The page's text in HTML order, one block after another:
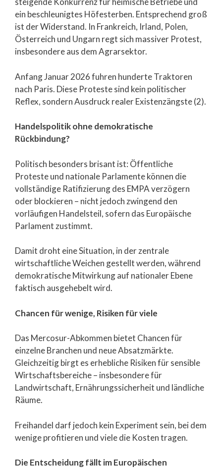
ein beschleunigtes Höfesterben. Entsprechend groß
ist der Widerstand. In Frankreich, Irland, Polen,
Österreich und Ungarn regt sich massiver Protest,
insbesondere aus dem Agrarsektor.
Anfang Januar 2026 fuhren hunderte Traktoren
nach Paris. Diese Proteste sind kein politischer
Reflex, sondern Ausdruck realer Existenzängste (2).
Handelspolitik ohne demokratische
Rückbindung?
Politisch besonders brisant ist: Öffentliche
Proteste und nationale Parlamente können die
vollständige Ratifizierung des EMPA verzögern
oder blockieren – nicht jedoch zwingend den
vorläufigen Handelsteil, sofern das Europäische
Parlament zustimmt.
Damit droht eine Situation, in der zentrale
wirtschaftliche Weichen gestellt werden, während
demokratische Mitwirkung auf nationaler Ebene
faktisch ausgehebelt wird.
Chancen für wenige, Risiken für viele
Das Mercosur-Abkommen bietet Chancen für
einzelne Branchen und neue Absatzmärkte.
Gleichzeitig birgt es erhebliche Risiken für sensible
Wirtschaftsbereiche – insbesondere für
Landwirtschaft, Ernährungssicherheit und ländliche
Räume.
Freihandel darf jedoch kein Experiment sein, bei dem
wenige profitieren und viele die Kosten tragen.
Die Entscheidung fällt im Europäischen